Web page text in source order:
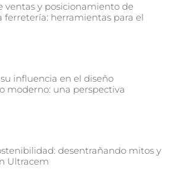
ventas y posicionamiento de
ferretería: herramientas para el
influencia en el diseño
moderno: una perspectiva
desentrañando mitos y
Ultracem